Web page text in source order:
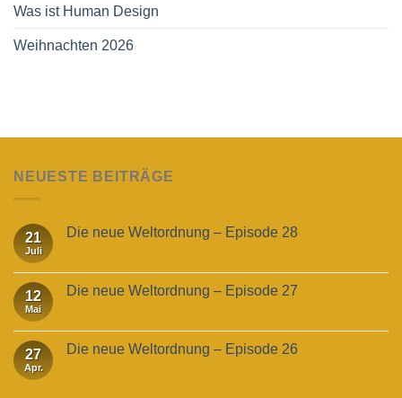
Was ist Human Design
Weihnachten 2026
NEUESTE BEITRÄGE
21
Juli
Die neue Weltordnung – Episode 28
12
Mai
Die neue Weltordnung – Episode 27
27
Apr.
Die neue Weltordnung – Episode 26